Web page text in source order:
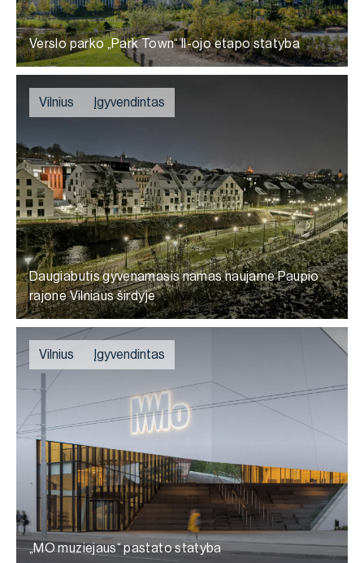
Verslo parko „Park Town“ II-ojo etapo statyba
Vilnius Įgyvendintas
Daugiabutis gyvenamasis namas naujame Paupio
rajone Vilniaus širdyje
Vilnius Įgyvendintas
„MO muziejaus“ pastato statyba